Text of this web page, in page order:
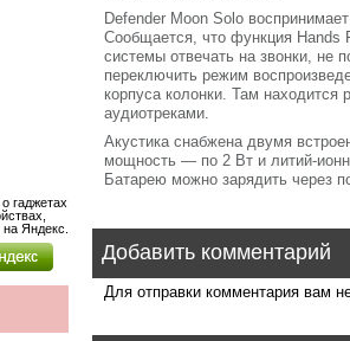
Defender Moon Solo
Сообщается, что функция Hands
системы отвечать на звонки, не
переключить режим
корпуса колонки. Там находится
аудиотреками.
Акустика снабжена двумя
мощность — по 2 Вт и литий-
Батарею можно зарядить через
Добавить комментарий
Для отправки комментария вам
гаджетах
Яндекс.